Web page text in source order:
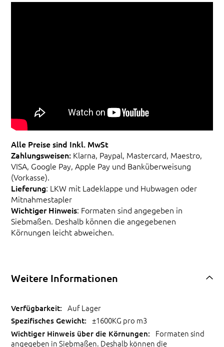
Alle Preise sind Inkl. MwSt
Zahlungsweisen: Klarna, Paypal, Mastercard, Maestro,
VISA, Google Pay, Apple Pay und Banküberweisung
(Vorkasse).
Lieferung: LKW mit Ladeklappe und Hubwagen oder
Mitnahmestapler
Wichtiger Hinweis: Formaten sind angegeben in
Siebmaßen. Deshalb können die angegebenen
Körnungen leicht abweichen.
Weitere Informationen
Auf Lager
±1600KG pro m3
Formaten sind
angegeben in Siebmaßen. Deshalb können die